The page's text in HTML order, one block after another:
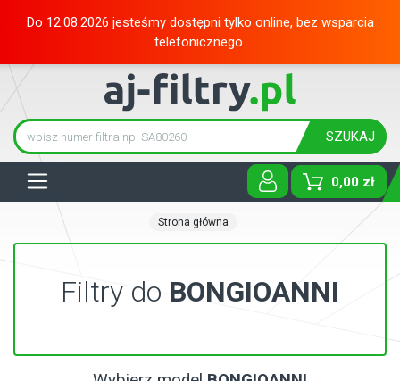
Do 12.08.2026 jesteśmy dostępni tylko online, bez wsparcia
telefonicznego.
SZUKAJ
0,00 zł
Strona główna
Filtry do BONGIOANNI